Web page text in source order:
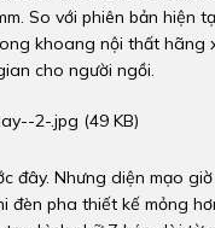
So với phiên bản hiện
khoang nội thất hãng
cho người ngồi.
Nhưng diện mạo
pha thiết kế mỏng